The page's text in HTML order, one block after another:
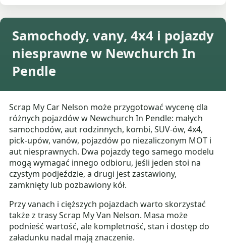
Samochody, vany, 4x4 i pojazdy
niesprawne w Newchurch In
Pendle
Scrap My Car Nelson może przygotować wycenę dla
różnych pojazdów w Newchurch In Pendle: małych
samochodów, aut rodzinnych, kombi, SUV-ów, 4x4,
pick-upów, vanów, pojazdów po niezaliczonym MOT i
aut niesprawnych. Dwa pojazdy tego samego modelu
mogą wymagać innego odbioru, jeśli jeden stoi na
czystym podjeździe, a drugi jest zastawiony,
zamknięty lub pozbawiony kół.
Przy vanach i cięższych pojazdach warto skorzystać
także z trasy Scrap My Van Nelson. Masa może
podnieść wartość, ale kompletność, stan i dostęp do
załadunku nadal mają znaczenie.